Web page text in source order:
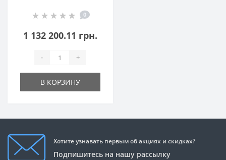
1000
0
1 132 200.11 грн.
- +
В КОРЗИНУ
Хотите узнавать первым об акциях и скидках?
Подпишитесь на нашу рассылку